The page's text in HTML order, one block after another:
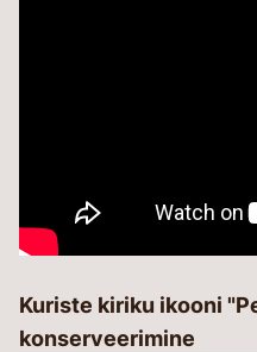
Kuriste kiriku ikooni
konserveerimine